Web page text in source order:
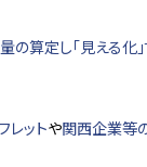
の算定し「見える化
レットや関西企業等